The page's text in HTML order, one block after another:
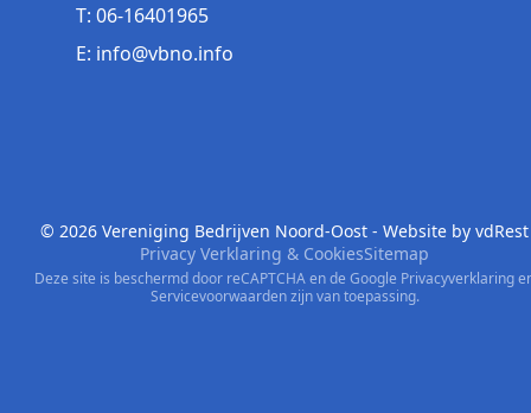
T: 06-16401965
E: info@vbno.info
© 2026 Vereniging Bedrijven Noord-Oost - Website by vdRest
Privacy Verklaring & CookiesSitemap
Deze site is beschermd door reCAPTCHA en de Google Privacyverklaring
Servicevoorwaardenzijn van toepassing.